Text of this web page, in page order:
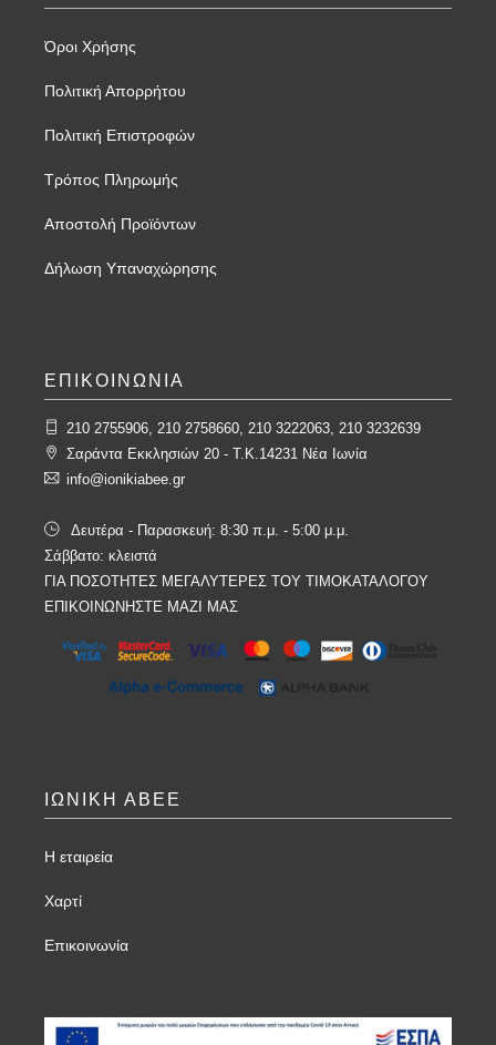
Όροι Χρήσης
Πολιτική Απορρήτου
Πολιτική Επιστροφών
Τρόπος Πληρωμής
Αποστολή Προϊόντων
Δήλωση Υπαναχώρησης
ΕΠΙΚΟΙΝΩΝΙΑ
210 2755906, 210 2758660, 210 3222063, 210 3232639
Σαράντα Εκκλησιών 20 - T.K.14231 Νέα Ιωνία
info@ionikiabee.gr
Δευτέρα - Παρασκευή: 8:30 π.μ. - 5:00 μ.μ.
Σάββατο: κλειστά
ΓΙΑ ΠΟΣΟΤΗΤΕΣ ΜΕΓΑΛΥΤΕΡΕΣ ΤΟΥ ΤΙΜΟΚΑΤΑΛΟΓΟΥ
ΕΠΙΚΟΙΝΩΝΗΣΤΕ ΜΑΖΙ ΜΑΣ
ΙΩΝΙΚΗ ΑΒΕΕ
Η εταιρεία
Χαρτί
Επικοινωνία